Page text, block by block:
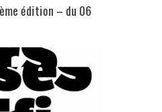
édition – du 06